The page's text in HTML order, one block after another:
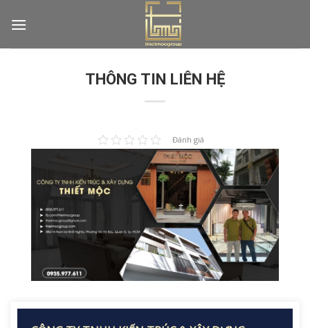
THÔNG TIN LIÊN HỆ
Đánh giá